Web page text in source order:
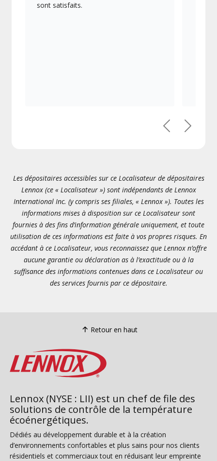
sont satisfaits.
PrécédentSuivant
Les dépositaires accessibles sur ce Localisateur de dépositaires
Lennox (ce « Localisateur ») sont indépendants de Lennox
International Inc. (y compris ses filiales, « Lennox »). Toutes les
informations mises à disposition sur ce Localisateur sont
fournies à des fins d’information générale uniquement, et toute
utilisation de ces informations est faite à vos propres risques. En
accédant à ce Localisateur, vous reconnaissez que Lennox n’offre
aucune garantie ou déclaration as à l’exactitude ou à la
suffisance des informations contenues dans ce Localisateur ou
des services fournis par ce dépositaire.
Retour en haut
Lennox (NYSE : LII) est un chef de file des
solutions de contrôle de la température
écoénergétiques.
Dédiés au développement durable et à la création
d’environnements confortables et plus sains pour nos clients
résidentiels et commerciaux tout en réduisant leur empreinte